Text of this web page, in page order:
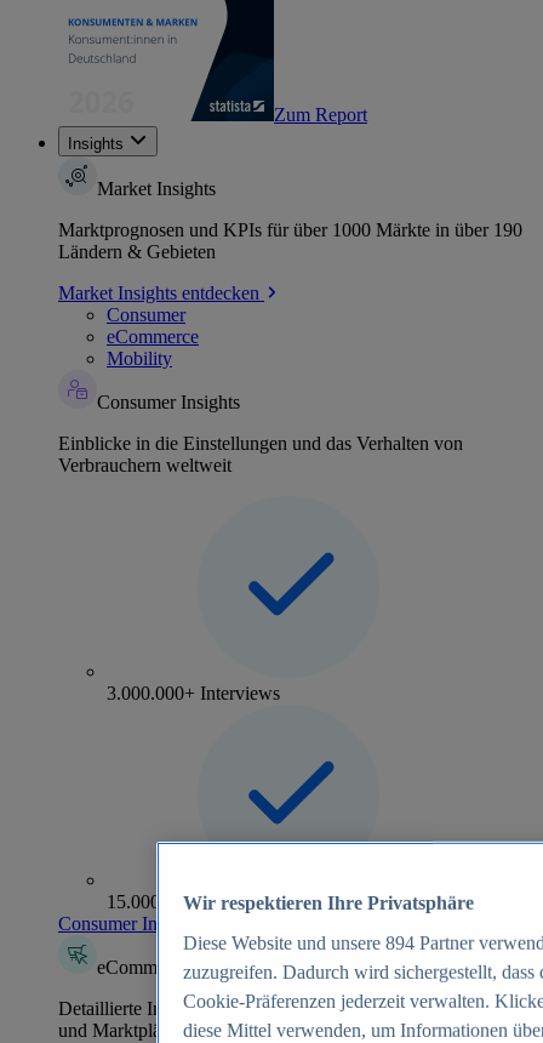
Zum Report
Insights
Market Insights
Marktprognosen und KPIs für über 1000 Märkte in über 190
Ländern & Gebieten
Market Insights entdecken
Consumer
eCommerce
Mobility
Consumer Insights
Einblicke in die Einstellungen und das Verhalten von
Verbrauchern weltweit
3.000.000+ Interviews
15.000+ Marken
Consumer Insights entdecken
eCommerce Insights
Detaillierte Informationen zu mehr als 39.000 Online-Shops
und Marktplätzen
Wir respektieren Ihre Privatsphäre
Diese Website und unsere 894 Partner
zuzugreifen. Dadurch wird sichergestellt,
Cookie-Präferenzen jederzeit verwalten.
diese Mittel verwenden, um Informationen